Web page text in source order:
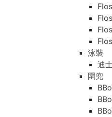
泳裝
迪
圍兜